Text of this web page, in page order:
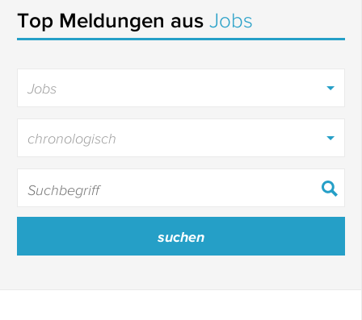
Top Meldungen aus Jobs
Jobs
chronologisch